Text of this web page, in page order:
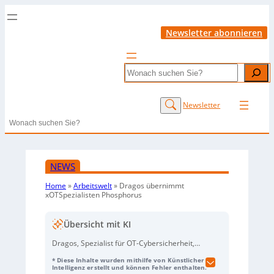
Newsletter abonnieren
Search
Newsletter
Search
NEWS
Home »Arbeitswelt» Dragos übernimmt
xOTSpezialisten Phosphorus
Übersicht mit KI
Dragos, Spezialist für OT-Cybersicherheit,
Phosphorus. Ziel ist es, die Absicherung von
* Diese Inhalte wurden mithilfe von Künstlicher
Intelligenz erstellt und können Fehler enthalten.